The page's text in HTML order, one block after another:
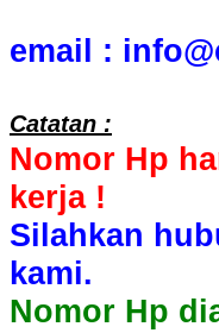
email :
Catatan :
Nomor Hp
kerja !
Silahkan
kami.
Nomor Hp